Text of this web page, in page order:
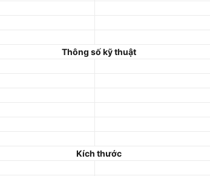
Thông số kỹ thuật
Kích thước